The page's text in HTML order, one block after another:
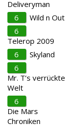
Deliveryman
6
Wild n Out
6
Telerop 2009
6
Skyland
6
Mr. T’s verrückte
Welt
6
Die Mars
Chroniken